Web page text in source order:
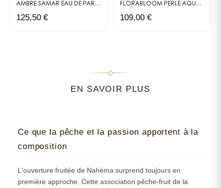
AMBRE SAMAR EAU DE PARFUM LES ABSOLUS ALLEGORIA
125,50 €
FLORABLOOM PERLE AQUA ALLEGORIA
109,00 €
EN SAVOIR PLUS
Ce que la pêche et la passion apportent à la
composition
L'ouverture fruitée de Nahéma surprend toujours en
première approche. Cette association pêche-fruit de la